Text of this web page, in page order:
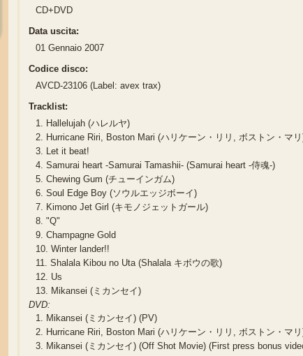
CD+DVD
Data uscita:
01 Gennaio 2007
Codice disco:
AVCD-23106 (Label: avex trax)
Tracklist:
1. Hallelujah (ハレルヤ)
2. Hurricane Riri, Boston Mari (ハリケーン・リリ, ボストン・マ
3. Let it beat!
4. Samurai heart -Samurai Tamashii- (Samurai heart -侍魂-)
5. Chewing Gum (チューインガム)
6. Soul Edge Boy (ソウルエッジボーイ)
7. Kimono Jet Girl (キモノジェットガール)
8. "Q"
9. Champagne Gold
10. Winter lander!!
11. Shalala Kibou no Uta (Shalala キボウの歌)
12. Us
13. Mikansei (ミカンセイ)
DVD:
1. Mikansei (ミカンセイ) (PV)
2. Hurricane Riri, Boston Mari (ハリケーン・リリ, ボストン・マ
3. Mikansei (ミカンセイ) (Off Shot Movie) (First press bonus